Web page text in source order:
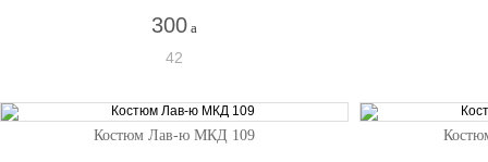
300 a
42
Костюм Лав-ю МКД 109